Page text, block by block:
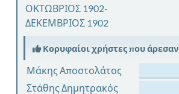
ΟΚΤΩΒΡΙΟΣ 1902-
ΔΕΚΕΜΒΡΙΟΣ 1902
Κορυφαίοι χρήστες που άρεσαν
Μάκης Αποστολάτος
Στάθης Δημητρακός